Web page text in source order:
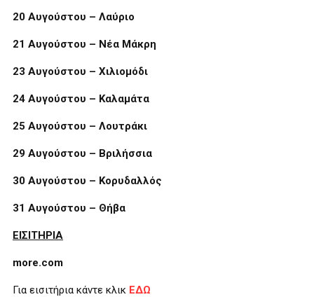
20 Αυγούστου – Λαύριο
21 Αυγούστου – Νέα Μάκρη
23 Αυγούστου – Χιλιομόδι
24 Αυγούστου – Καλαμάτα
25 Αυγούστου – Λουτράκι
29 Αυγούστου – Βριλήσσια
30 Αυγούστου – Κορυδαλλός
31 Αυγούστου – Θήβα
ΕΙΣΙΤΗΡΙΑ
more.com
Για εισιτήρια κάντε κλικ ΕΔΩ